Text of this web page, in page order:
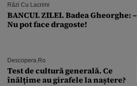
Râzi Cu Lacrimi
BANCUL ZILEI. Badea Gheorghe: –
Nu pot face dragoste!
Descopera.ro
Test de cultură generală. Ce
înălțime au girafele la naștere?